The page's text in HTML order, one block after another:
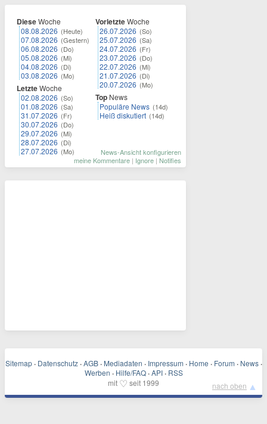
DieseWoche
08.08.2026 (Heute)
07.08.2026 (Gestern)
06.08.2026 (Do)
05.08.2026 (Mi)
04.08.2026 (Di)
03.08.2026 (Mo)
LetzteWoche
02.08.2026 (So)
01.08.2026 (Sa)
31.07.2026 (Fr)
30.07.2026 (Do)
29.07.2026 (Mi)
28.07.2026 (Di)
27.07.2026 (Mo)
VorletzteWoche
26.07.2026 (So)
25.07.2026 (Sa)
24.07.2026 (Fr)
23.07.2026 (Do)
22.07.2026 (Mi)
21.07.2026 (Di)
20.07.2026 (Mo)
Top News
Populäre News (14d)
Heiß diskutiert (14d)
News-Ansicht konfigurieren
meine Kommentare | Ignore | Notifies
Sitemap · Datenschutz · AGB · Mediadaten · Impressum · Home · Forum · News ·
Werben · Hilfe/FAQ · API · RSS
mit ♡ seit 1999 nach oben ▲